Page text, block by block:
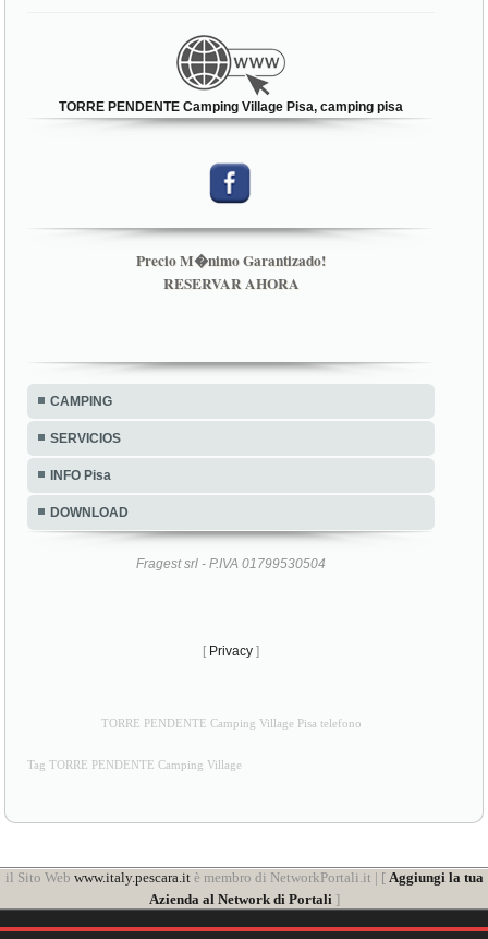
TORRE PENDENTE Camping Village Pisa, camping pisa
Precio M�nimo Garantizado!
RESERVAR AHORA
CAMPING
SERVICIOS
INFO Pisa
DOWNLOAD
Fragest srl - P.IVA 01799530504
[ Privacy ]
TORRE PENDENTE Camping Village Pisa telefono
Tag TORRE PENDENTE Camping Village
il Sito Web www.italy.pescara.itè membro di NetworkPortali.it | [ Aggiungi la tua
Azienda al Network di Portali]